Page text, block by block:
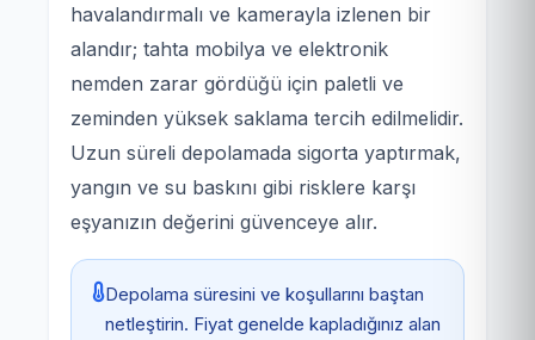
havalandırmalı ve kamerayla izlenen bir
alandır; tahta mobilya ve elektronik
nemden zarar gördüğü için paletli ve
zeminden yüksek saklama tercih edilmelidir.
Uzun süreli depolamada sigorta yaptırmak,
yangın ve su baskını gibi risklere karşı
eşyanızın değerini güvenceye alır.
Depolama süresini ve koşullarını baştan
netleştirin. Fiyat genelde kapladığınız alan